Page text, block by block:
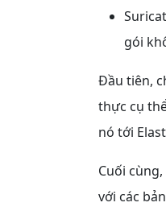
gói
Đầu tiên,
thực cụ
nó tới
Cuối
với các